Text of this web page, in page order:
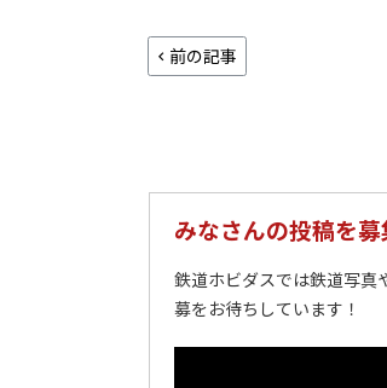
前の記事
みなさんの投稿を
鉄道ホビダスでは鉄道写真
募をお待ちしています！